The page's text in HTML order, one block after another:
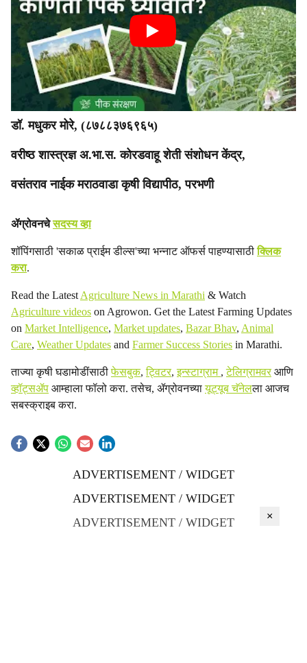
डॉ. मधुकर मोरे, (८७८८३७६९६५)
वरीष्ठ शास्त्रज्ञ अ.भा.स. कोरडवाहू शेती संशोधन केंद्र,
वसंतराव नाईक मराठवाडा कृषी विद्यापीठ, परभणी
ॲग्रोवनचेसदस्य व्हा
शॉपिंगसाठी 'सकाळ प्राईम डील्स'च्या भन्नाट ऑफर्स पाहण्यासाठीक्लिक
करा.
Read the Latest Agriculture News in Marathi & Watch
Agriculture videos on Agrowon. Get the Latest Farming Updates
on Market Intelligence, Market updates, Bazar Bhav, Animal
Care, Weather Updates and Farmer Success Stories in Marathi.
ताज्या कृषी घडामोडींसाठीफेसबुक,ट्विटर,इन्स्टाग्राम ,टेलिग्रामवरआणि
व्हॉट्सॲप आम्हाला फॉलो करा. तसेच, ॲग्रोवनच्यायूट्यूब चॅनेलला आजच
सबस्क्राइब करा.
ADVERTISEMENT / WIDGET
ADVERTISEMENT / WIDGET
ADVERTISEMENT / WIDGET
×